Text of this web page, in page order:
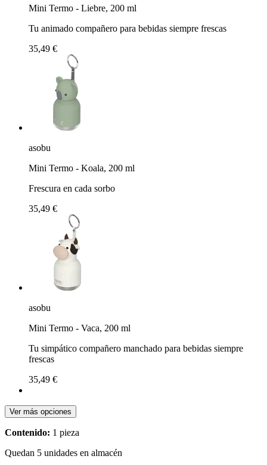
Mini Termo - Liebre, 200 ml
Tu animado compañero para bebidas siempre frescas
35,49 €
asobu
Mini Termo - Koala, 200 ml
Frescura en cada sorbo
35,49 €
asobu
Mini Termo - Vaca, 200 ml
Tu simpático compañero manchado para bebidas siempre
frescas
35,49 €
Ver más opciones
Contenido: 1 pieza
Quedan 5 unidades en almacén